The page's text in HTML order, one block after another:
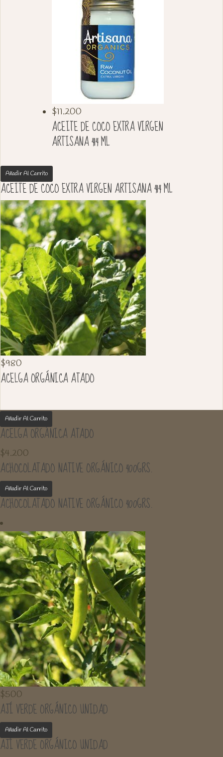
$11.200
ACEITE DE COCO EXTRA VIRGEN
ARTISANA 414 ML
Añadir Al Carrito
ACEITE DE COCO EXTRA VIRGEN ARTISANA 414 ML
$980
ACELGA ORGÁNICA ATADO
Añadir Al Carrito
ACELGA ORGÁNICA ATADO
$4.200
ACHOCOLATADO NATIVE ORGÁNICO 400GRS.
Añadir Al Carrito
ACHOCOLATADO NATIVE ORGÁNICO 400GRS.
$500
AJÍ VERDE ORGÁNICO UNIDAD
Añadir Al Carrito
AJÍ VERDE ORGÁNICO UNIDAD